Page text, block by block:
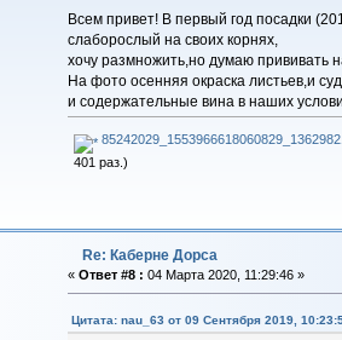
Всем привет! В первый год посадки
слаборослый на своих корнях,
хочу размножить,но думаю прививать
На фото осенняя окраска листьев,и
и содержательные вина в наших
401 раз.)
Re: Каберне Дорса
« Ответ #8 : 04 Марта 2020, 11:29:46 »
Цитата: nau_63 от 09 Сентября 2019,